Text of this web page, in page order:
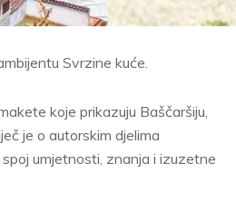
Svrzine kuće.
koje prikazuju Baščaršiju,
je o autorskim djelima
umjetnosti, znanja i izuzetne